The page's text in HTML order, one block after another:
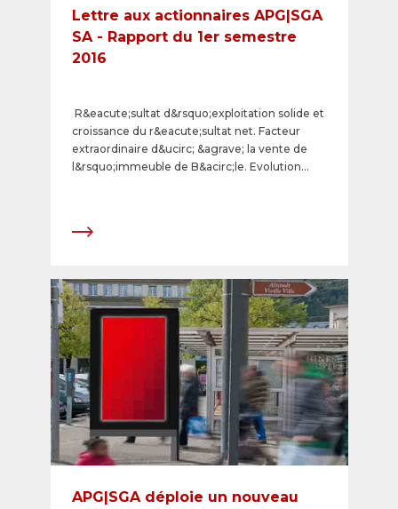
Lettre aux actionnaires APG|SGA
SA - Rapport du 1er semestre
2016
croissance du r&eacute;sultat net. Facteur
extraordinaire d&ucirc; &agrave; la vente de
l&rsquo;immeuble de B&acirc;le. Evolution
APG|SGA déploie un nouveau